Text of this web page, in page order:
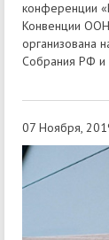
конференции
Конвенции
организована
Собрания РФ и
07 Ноября,